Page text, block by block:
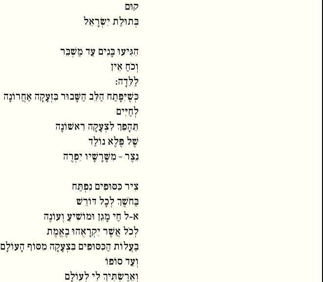
קוּם
בְּתוּלַת יִשְׂרָאֵל
הִגִּיעוּ בָּנִים עַד מַשְׁבֵּר
וְכֹחַ אֵין
לַלֵּדָה:
כְּשֶׁיִּפָּתַח הַלֵּב הַשָּׁבוּר בִּזְעָקָה אַחֲרוֹנָה
לְחַיִּים
תֵּהָפֵךְ לִצְעָקָה רִאשׁוֹנָה
שֶׁל פֶּלֶא נוֹלַד
נֵצֶר – מִשָּׁרָשָׁיו יִפְרֶה
צִיר כִּסּוּפִים נִפְתַּח
בַּחֹשֶׁךְ לְכָל דּוֹרֵשׁ
א-ל חַי מָגֵן וּמוֹשִׁיעַ וְעוֹנֶה
לְכֹל אֲשֶׁר יִקְרָאֻהוּ בֶאֱמֶת
בַּעֲלוֹת הַכִּסּוּפִים בִּצְעָקָה מִסּוֹף הָעוֹלָם
וְעַד סוֹפוֹ
וְאֵרַשְׂתִּיךְ לִי לְעוֹלָם